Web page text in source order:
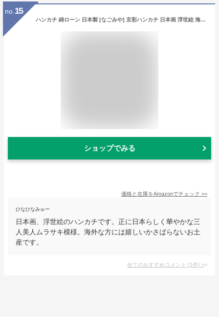
no. 15
ハンカチ 綿ローン 日本製 [なごみや] 京彩ハンカチ 日本画 浮世絵 海外お土産 外国人 ユニセックス 47.5cm 575C三人美人ムラサキ
ショップでみる
価格と在庫をAmazonでチェック >>
ひなひなみゅー
日本画、浮世絵のハンカチです。正に日本らしく華やかな三
人美人ムラサキ模様。海外な方には嬉しいかさばらないお土
産です。
全てのおすすめコメント (1件) >